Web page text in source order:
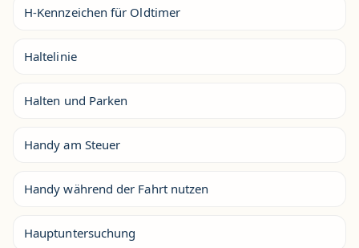
H-Kennzeichen für Oldtimer
Haltelinie
Halten und Parken
Handy am Steuer
Handy während der Fahrt nutzen
Hauptuntersuchung